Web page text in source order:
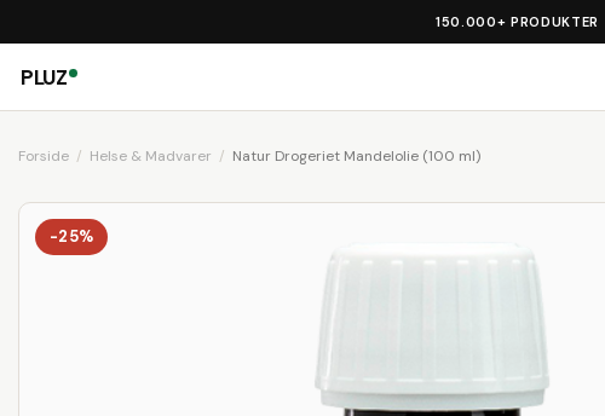
150.000+ PRODUKTER
PLUZ
Forside Helse & Madvarer Natur Drogeriet Mandelolie (100 ml)
-25%